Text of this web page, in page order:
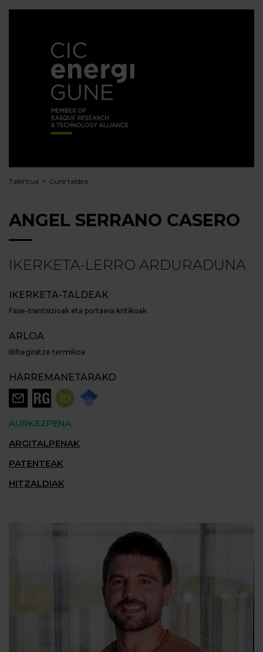
Talentua Gure taldea
ANGEL SERRANO CASERO
IKERKETA-LERRO ARDURADUNA
IKERKETA-TALDEAK
Fase-trantsizioak eta portaera kritikoak
ARLOA
Biltegiratze termikoa
HARREMANETARAKO
AURKEZPENA
ARGITALPENAK
PATENTEAK
HITZALDIAK